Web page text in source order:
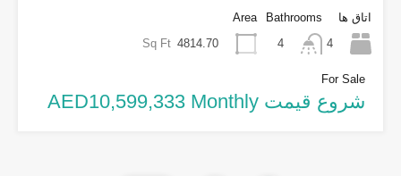
اتاق ها
4
Bathrooms
4
Area
4814.70
Sq Ft
For Sale
شروع قیمت AED10,599,333 Monthly